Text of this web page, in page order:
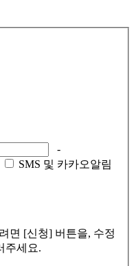
-
SMS 및 카카오알림
면 [신청] 버튼을, 수정
주세요.